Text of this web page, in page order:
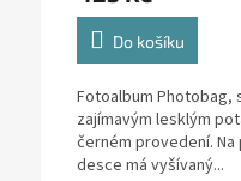
Do košíku
Fotoalbum Photobag,
zajímavým lesklým
černém provedení. Na
desce má vyšívaný...